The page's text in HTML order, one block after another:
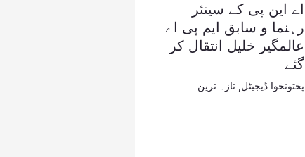
اے این پی کے سینئر
رہنما و سابق ایم پی اے
عالمگیر خلیل انتقال کر
گئے
پختونخوا ڈیجیٹل تازہ ترین